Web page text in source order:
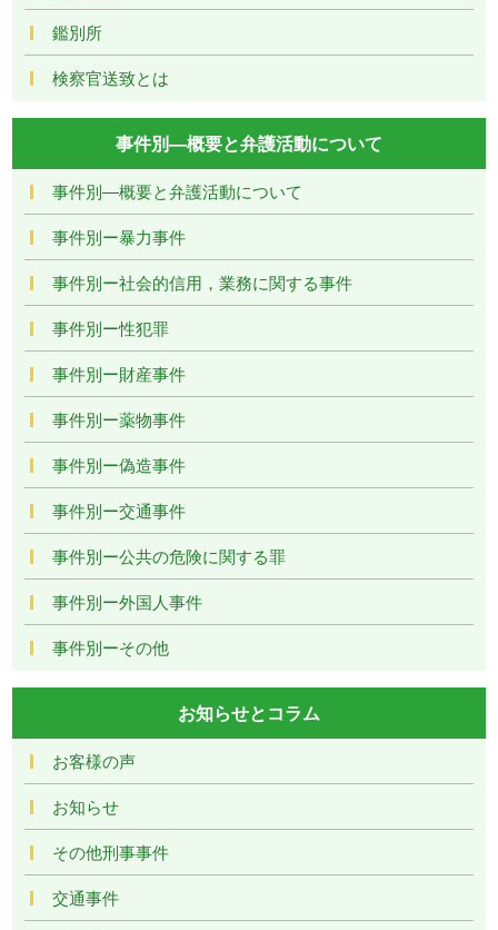
鑑別所
検察官送致とは
事件別―概要と弁護活動について
事件別―概要と弁護活動について
事件別ー暴力事件
事件別ー社会的信用，業務に関する事件
事件別ー性犯罪
事件別ー財産事件
事件別ー薬物事件
事件別ー偽造事件
事件別ー交通事件
事件別ー公共の危険に関する罪
事件別ー外国人事件
事件別ーその他
お知らせとコラム
お客様の声
お知らせ
その他刑事事件
交通事件